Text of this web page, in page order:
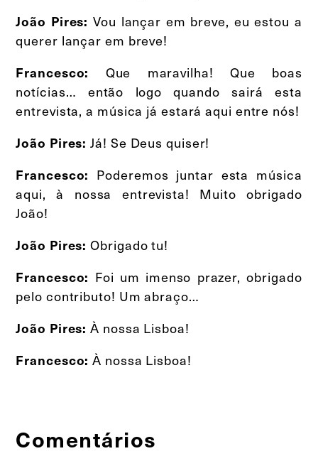
João Pires:Vou lançar em breve, eu estou a
querer lançar em breve!
Francesco:
Que maravilha! Que boas
notícias… então logo quando sairá esta
entrevista, a música já estará aqui entre nós!
João Pires:Já! Se Deus quiser!
Francesco: Poderemos juntar esta música
aqui, à nossa entrevista! Muito obrigado
João!
João Pires:Obrigado tu!
Francesco: Foi um imenso prazer, obrigado
pelo contributo! Um abraço…
João Pires:À nossa Lisboa!
Francesco: À nossa Lisboa!
Comentários